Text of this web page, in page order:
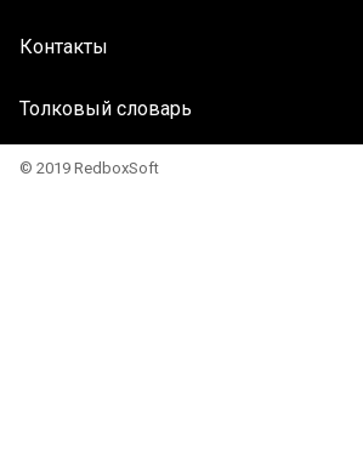
Контакты
Толковый словарь
© 2019 RedboxSoft